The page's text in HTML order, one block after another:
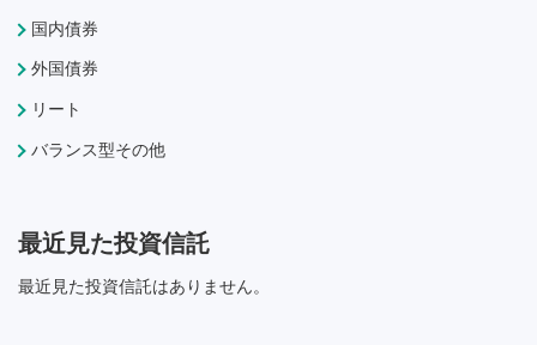
国内債券
外国債券
リート
バランス型その他
最近見た投資信託
最近見た投資信託はありません。